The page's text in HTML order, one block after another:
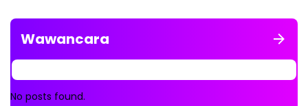
Wawancara
No posts found.